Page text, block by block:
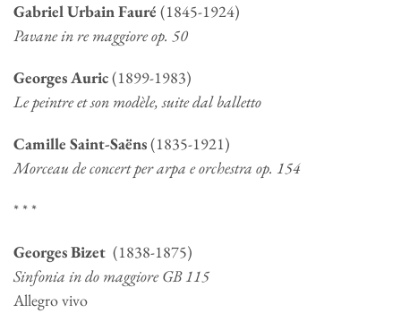
Gabriel Urbain Fauré (1845-1924)
Pavane in re maggiore op. 50
Georges Auric(1899-1983)
Le peintre et son modèle, suite dal balletto
Camille Saint-Saëns(1835-1921)
Morceau de concert per arpa e orchestra op. 154
* * *
Georges Bizet (1838-1875)
Sinfonia in do maggiore GB 115
Allegro vivo